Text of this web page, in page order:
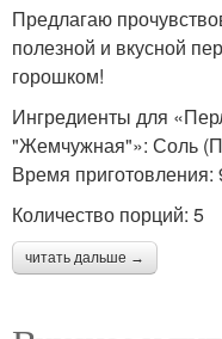
Предлагаю
полезной и вкусной
горошком!
Ингредиенты для
"Жемчужная"»: Соль
Время приготовления:
Количество порций: 5
читать дальше →